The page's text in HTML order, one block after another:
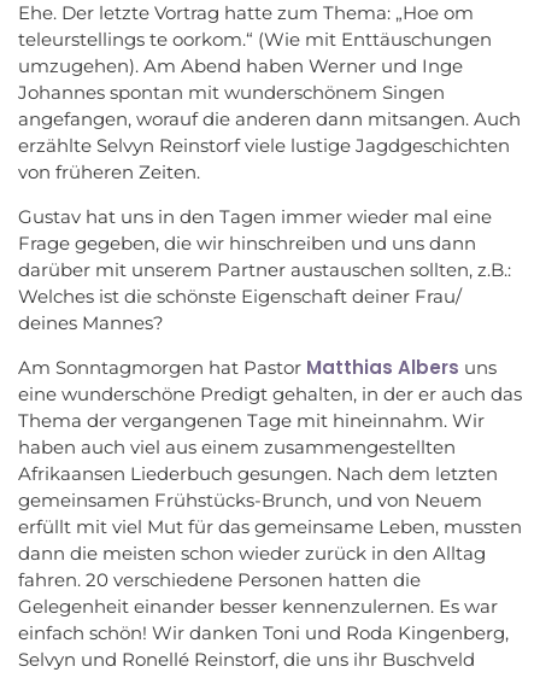
Ehe. Der letzte Vortrag hatte zum Thema: „Hoe om
teleurstellings te oorkom.“ (Wie mit Enttäuschungen
umzugehen). Am Abend haben Werner und Inge
Johannes spontan mit wunderschönem Singen
angefangen, worauf die anderen dann mitsangen. Auch
erzählte Selvyn Reinstorf viele lustige Jagdgeschichten
von früheren Zeiten.
Gustav hat uns in den Tagen immer wieder mal eine
Frage gegeben, die wir hinschreiben und uns dann
darüber mit unserem Partner austauschen sollten, z.B.:
Welches ist die schönste Eigenschaft deiner Frau/
deines Mannes?
Am Sonntagmorgen hat Pastor Matthias Albers uns
eine wunderschöne Predigt gehalten, in der er auch das
Thema der vergangenen Tage mit hineinnahm. Wir
haben auch viel aus einem zusammengestellten
Afrikaansen Liederbuch gesungen. Nach dem letzten
gemeinsamen Frühstücks-Brunch, und von Neuem
erfüllt mit viel Mut für das gemeinsame Leben, mussten
dann die meisten schon wieder zurück in den Alltag
fahren. 20 verschiedene Personen hatten die
Gelegenheit einander besser kennenzulernen. Es war
einfach schön! Wir danken Toni und Roda Kingenberg,
Selvyn und Ronellé Reinstorf, die uns ihr Buschveld